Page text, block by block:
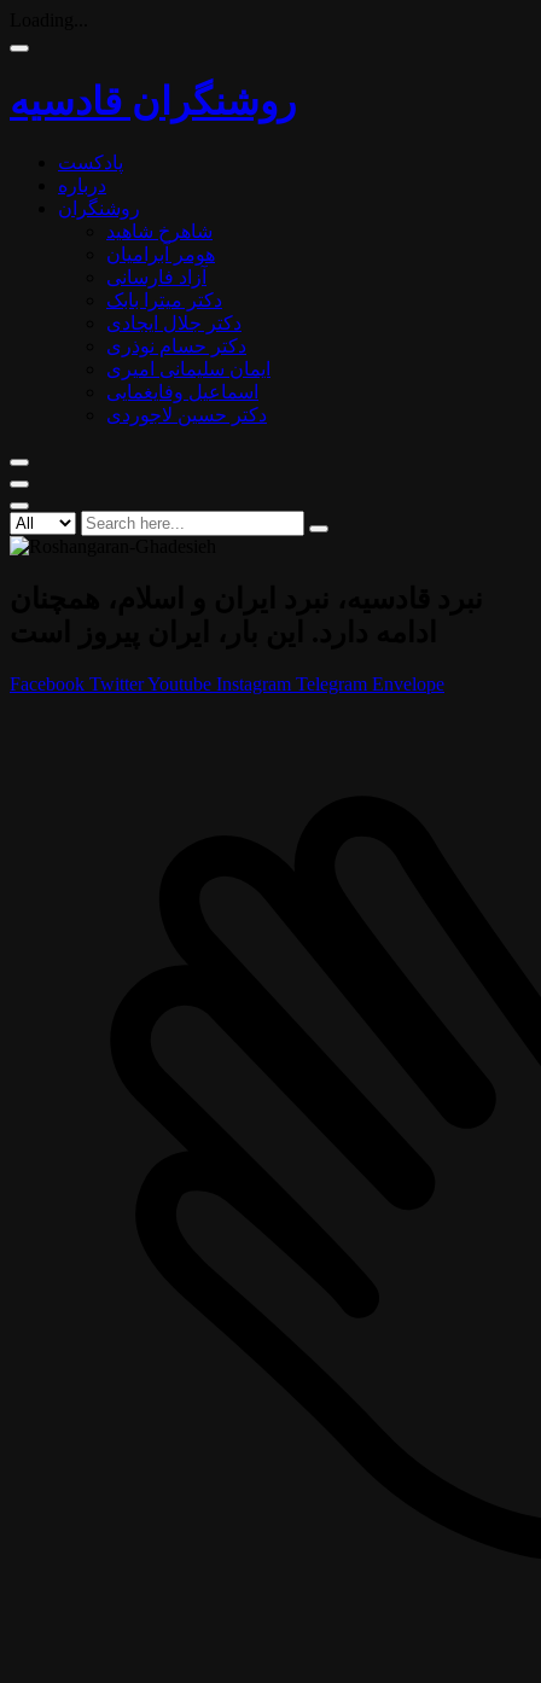
روشنگران قادسیه
پادکست
درباره
روشنگران
شاهرخ شاهید
هومر آبرامیان
آزاد فارسانی
دکتر میترا بابک
دکتر جلال ایجادی
دکتر حسام نوذری
ایمان سلیمانی امیری
اسماعیل وفایغمایی
دکتر حسین لاجوردی
Facebook TwitterYoutube Instagram Telegram Envelope